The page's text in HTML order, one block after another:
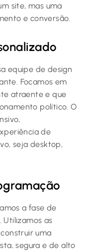
site, mas uma
e conversão.
equipe de design
Focamos em
atraente e que
político. O
de
seja desktop,
a fase de
Utilizamos as
uma
segura e de alto